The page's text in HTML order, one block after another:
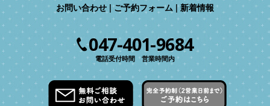
お問い合わせ ご予約フォーム 新着情報
047-401-9684
電話受付時間 営業時間内